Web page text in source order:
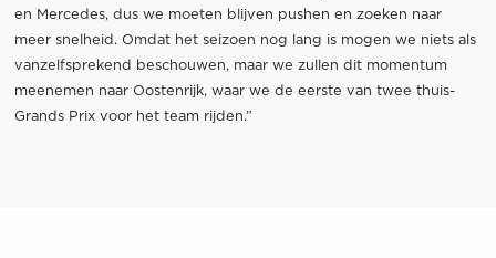
en Mercedes, dus we moeten blijven pushen en zoeken naar
meer snelheid. Omdat het seizoen nog lang is mogen we niets als
vanzelfsprekend beschouwen, maar we zullen dit momentum
meenemen naar Oostenrijk, waar we de eerste van twee thuis-
Grands Prix voor het team rijden.”